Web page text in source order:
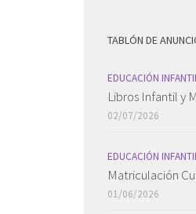
TABLÓN DE
EDUCACIÓN
Libros Infantil y
02/07/2026
EDUCACIÓN
Matriculación
01/06/2026